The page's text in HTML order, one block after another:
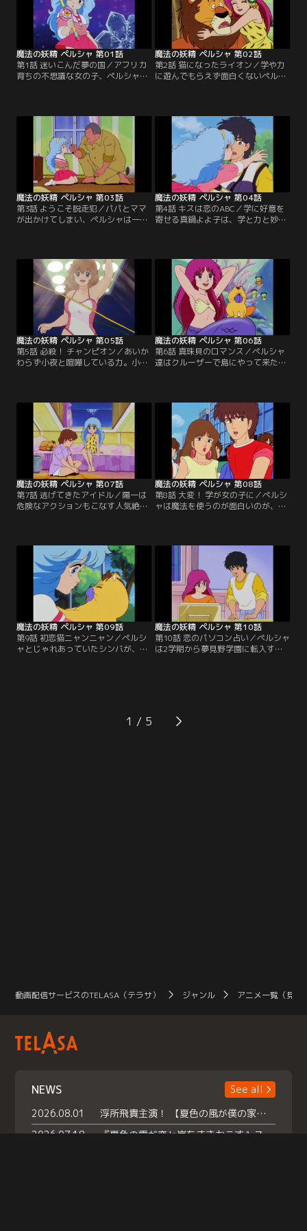
魔法の妖精 ペルシャ 第01話
第1話 迷いこんだ夢の国／アフリカ
育ちの不思議な女の子、ペルシャが
場所だった。ペルシャは愛のエネル
ギーを集めて、凍りついたラブリー
ドリームに春をもたらすために、妖
精からカチューシャと魔法のバトン
を預かる。【提供：バンダイチャン
魔法の妖精 ペルシャ 第02話
第2話 猫になったライオン／学や力
に遊んでもらえず面白くないペルシ
に戻ったペルシャは、そのままシン
バを家まで連れて来てしまう。シン
バはパニック状態で部屋の中を駆け
まわる。その音を聞きつけたママの
声に、ペルシャは魔法でシンバをテ
レビの中に隠そうとするが…。【提
供：バンダイチャンネル】
魔法の妖精 ペルシャ 第03話
第3話 ようこそ脱走犯／パパとママ
が出かけてしまい、ペルシャは一人
間もないペルシャは、熊坂をお客さ
んだと思い込み、ペルシャなりにも
てなすのだった。ペルシャに勉強を
教えに来た学と力を、熊坂の言う通
りペルシャは追い返すが…。【提
供：バンダイチャンネル】
魔法の妖精 ペルシャ 第04話
第4話 キスは恋のABC／学に好意を
寄せる真鍋よよ子は、学と力と妙に
ルシャにはどちらが好きなのかわか
らない。するとよよ子は将来結婚す
る相手ならキスをした途端にくしゃ
みをするという、キス占いのことを
ペルシャに教える。【提供：バンダ
イチャンネル】
魔法の妖精 ペルシャ 第05話
第5話 必殺！ チャンピオン／あいか
わらず小夜と喧嘩している力。小夜
はいくらデートでも女子プロレスに
活躍を観戦する。その試合はラブリ
ー・ペアの勝利に終わったが、ベビ
ーフェイス・オスカル前田の引き立
て役に甘んじてきたアンドレ藤原
は、憮然とリングを後にした。【提
供：バンダイチャンネル】
魔法の妖精 ペルシャ 第06話
第6話 真珠貝のロマンス／ペルシャ
達はクルーザーで島にやって来た。
ナミと恋に落ちた。ミナミはシルバ
ーに、自分が死んだら真珠貝の中か
らイルカに生まれ変わるから、その
ときは迎えに来て欲しいと囁いた。
【提供：バンダイチャンネル】
魔法の妖精 ペルシャ 第07話
第7話 逃げてきたアイドル／陽一は
危険なアクションもこなす人気絶頂
ル」の撮影をすっぽかして行方をく
らました。ペルシャは陽一と港で出
会い、学たちと共に陽一とヨットで
海に出るのだった。だが、捜しに来
たプロダクションの人間に発見され
た陽一は逃げ出してしまう。【提
供：バンダイチャンネル】
魔法の妖精 ペルシャ 第08話
第8話 大変！ 学が女の子に／ペルシ
ャは魔法を使うのが面白いのが、些
様子はない。ゲラゲラはペルシャの
反省を促すため、魔法封じの呪文を
かける。魔法が消えたことを知り、
学たちが女になったのではないかと
心配するペルシャはもとへ急いだ。
【提供：バンダイチャンネル】
魔法の妖精 ペルシャ 第09話
第9話 初恋猫ニャンニャン／ペルシ
ャとじゃれあっていたシンバが、突
然外に飛び出してしまった。百獣の
ったシンバは途端に元気もなくな
り、溜め息ばかりついている。【提
魔法の妖精 ペルシャ 第10話
第10話 恋のパソコン占い／ペルシャ
は2学期から夢見野学園に転入する
案するように命じる。小夜はパソコ
ンを使い、校内の相性の良い者同士
1
動画配信サービスのTELASA（テラサ） ジャンル アニメ一覧（見放
NEWS
See all
2026.08.01
浮所飛貴主演！ 【夏色の風が僕の家にやってきた】 本日よりテラサで独占配信スタート！
2026.07.18
『夏色の雲が恋と嵐をまきおこす』スペシャルメイキング 【Part1】2026年７月18日（土）23時30分～配信スタート！話題のシーンの裏側を大公開！豪華キャスト大集合！ 『武宮家 真夏の家族会議』開催！